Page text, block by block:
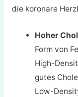
die koronare
Hoher
Form von
High-
gutes
Low-